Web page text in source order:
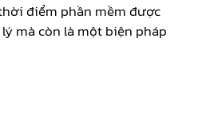
điểm phần mềm được
mà còn là một biện pháp